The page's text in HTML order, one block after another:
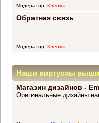
Модератор: Клеома
Обратная связь
Модератор: Клеома
Наши виртуозы
прекрасных идей
Магазин дизайнов -
Оригинальные дизайны